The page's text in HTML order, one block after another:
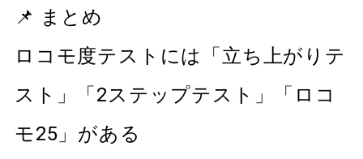
📌 まとめ
ロコモ度テストには「立ち上がりテ
スト」「2ステップテスト」「ロコ
モ25」がある